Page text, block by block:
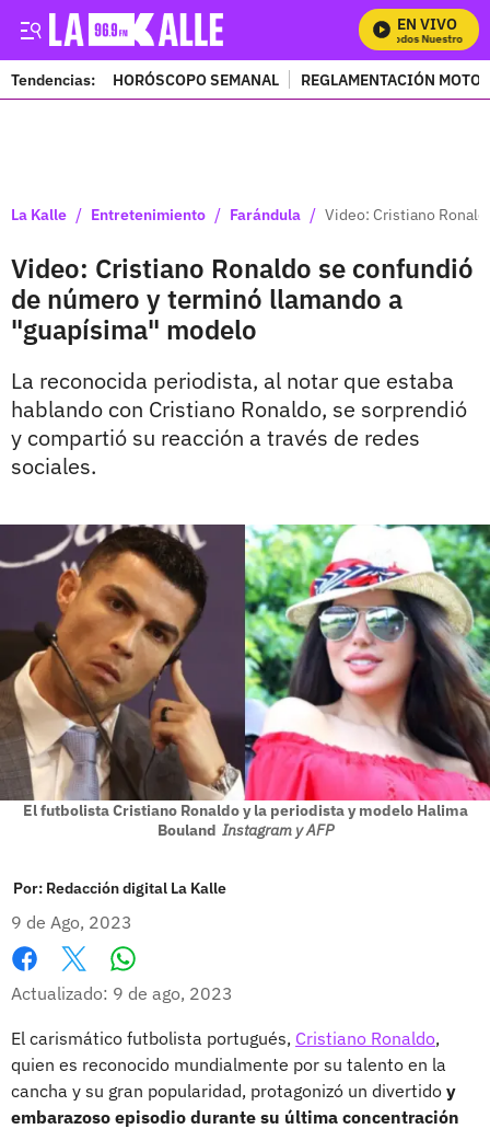
EN VIVO
Mira Todos Nuestros
Tendencias: HORÓSCOPO SEMANAL REGLAMENTACIÓN
La Kalle / Entretenimiento / Farándula / Video: Cristiano
Video: Cristiano Ronaldo se confundió
de número y terminó llamando a
"guapísima" modelo
La reconocida periodista, al notar que estaba
hablando con Cristiano Ronaldo, se sorprendió
y compartió su reacción a través de redes
sociales.
El futbolista Cristiano Ronaldo y la periodista y modelo Halima
Bouland Instagram y AFP
Por: Redacción digital La Kalle
9 de Ago, 2023
Facebook
X
Actualizado: 9 de ago, 2023
El carismático futbolista portugués, Cristiano Ronaldo,
quien es reconocido mundialmente por su talento en la
cancha y su gran popularidad, protagonizó un divertido y
embarazoso episodio durante su última concentración